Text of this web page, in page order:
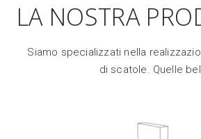
LA NOSTRA
Siamo specializzati nella
di scatole. Quelle